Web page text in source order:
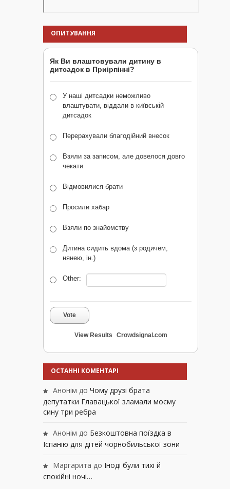
ОПИТУВАННЯ
Як Ви влаштовували дитину в
дитсадок в Приірпінні?
У наші дитсадки неможливо
влаштувати, віддали в київській
дитсадок
Перерахували благодійний внесок
Взяли за записом, але довелося довго
чекати
Відмовилися брати
Просили хабар
Взяли по знайомству
Дитина сидить вдома (з родичем,
нянею, ін.)
Other:
Vote
View Results Crowdsignal.com
ОСТАННІ КОМЕНТАРІ
Анонім до Чому друзі брата
депутатки Главацької зламали моєму
сину три ребра
Анонім до Безкоштовна поїздка в
Іспанію для дітей чорнобильської зони
Маргарита до Іноді були тихі й
спокійні ночі…